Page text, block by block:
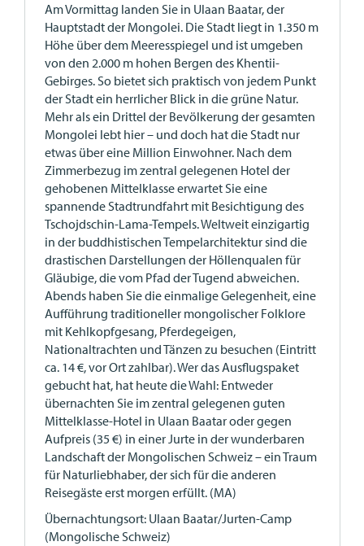
Am Vormittag landen Sie in Ulaan Baatar, der
Hauptstadt der Mongolei. Die Stadt liegt in 1.350 m
Höhe über dem Meeresspiegel und ist umgeben
von den 2.000 m hohen Bergen des Khentii-
Gebirges. So bietet sich praktisch von jedem Punkt
der Stadt ein herrlicher Blick in die grüne Natur.
Mehr als ein Drittel der Bevölkerung der gesamten
Mongolei lebt hier – und doch hat die Stadt nur
etwas über eine Million Einwohner. Nach dem
Zimmerbezug im zentral gelegenen Hotel der
gehobenen Mittelklasse erwartet Sie eine
spannende Stadtrundfahrt mit Besichtigung des
Tschojdschin-Lama-Tempels. Weltweit einzigartig
in der buddhistischen Tempelarchitektur sind die
drastischen Darstellungen der Höllenqualen für
Gläubige, die vom Pfad der Tugend abweichen.
Abends haben Sie die einmalige Gelegenheit, eine
Aufführung traditioneller mongolischer Folklore
mit Kehlkopfgesang, Pferdegeigen,
Nationaltrachten und Tänzen zu besuchen (Eintritt
ca. 14 €, vor Ort zahlbar). Wer das Ausflugspaket
gebucht hat, hat heute die Wahl: Entweder
übernachten Sie im zentral gelegenen guten
Mittelklasse-Hotel in Ulaan Baatar oder gegen
Aufpreis (35 €) in einer Jurte in der wunderbaren
Landschaft der Mongolischen Schweiz – ein Traum
für Naturliebhaber, der sich für die anderen
Reisegäste erst morgen erfüllt. (MA)
Übernachtungsort: Ulaan Baatar/Jurten-Camp
(Mongolische Schweiz)